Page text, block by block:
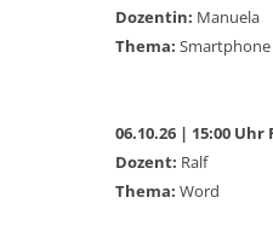
Dozentin: Manuela
Thema: Smartphone
06.10.26 | 15:00
Dozent: Ralf
Thema: Word